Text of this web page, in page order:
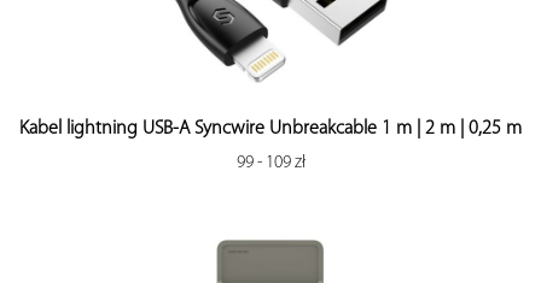
Kabel lightning USB-A Syncwire Unbreakcable 1 m | 2 m | 0,25 m
99 - 109 zł